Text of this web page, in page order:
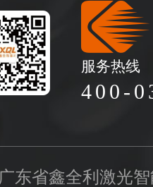
服务热线
400-
东省鑫全利激光